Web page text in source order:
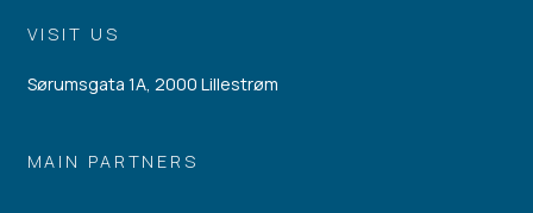
VISIT US
Sørumsgata 1A, 2000 Lillestrøm
MAIN PARTNERS